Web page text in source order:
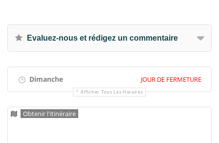
Evaluez-nous et rédigez un commentaire
Dimanche JOUR DE FERMETURE
Afficher Tous Les Horaires
Obtenir l'itinéraire